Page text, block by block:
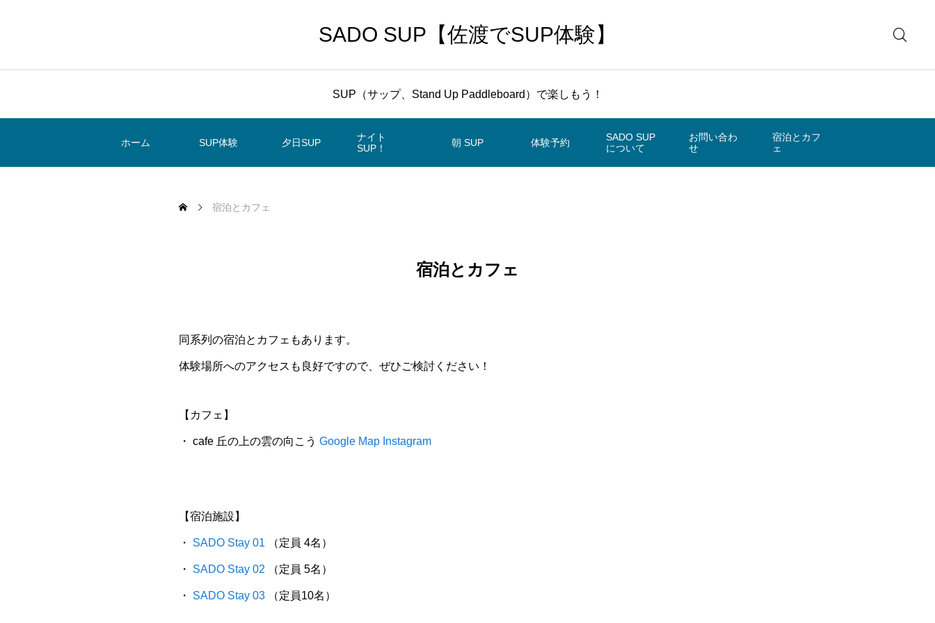
SADO SUP【佐渡でSUP体験】
SUP（サップ、Stand Up Paddleboard）で楽しもう！
ホーム SUP体験 夕日SUP
ナイト
SUP！
朝 SUP 体験予約
SADO SUP
について
お問い合わ
せ
宿泊とカフ
ェ
宿泊とカフェ
宿泊とカフェ
同系列の宿泊とカフェもあります。
体験場所へのアクセスも良好ですので、ぜひご検討ください！
【カフェ】
・ cafe 丘の上の雲の向こう Google Map Instagram
【宿泊施設】
・ SADO Stay 01 （定員 4名）
・ SADO Stay 02 （定員 5名）
・ SADO Stay 03 （定員10名）